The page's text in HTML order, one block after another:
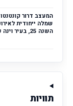
המעצב דרור
השנה 25, בעיר וינה שבאוסטריה.
תוויות